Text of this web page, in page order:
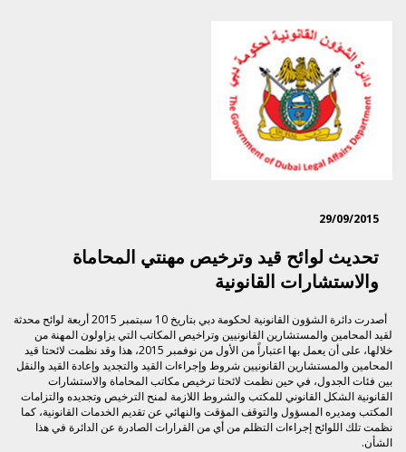
29/09/2015
تحديث لوائح قيد وترخيص مهنتي المحاماة
والاستشارات القانونية
أصدرت دائرة الشؤون القانونية لحكومة دبي بتاريخ 10 سبتمبر 2015 أربعة لوائح محدثة
​لقيد المحامين والمستشارين القانونيين وتراخيص المكاتب التي يزاولون المهنة من
خلالها، على أن يعمل بها اعتباراً من الأول من نوفمبر 2015، هذا وقد نظمت لائحتا قيد
المحامين والمستشارين القانونيين شروط وإجراءات القيد والتجديد وإعادة القيد والنقل
بين فئات الجدول، في حين نظمت لائحتا ترخيص مكاتب المحاماة والاستشارات
القانونية الشكل القانوني للمكتب والشروط اللازمة لمنح الترخيص وتجديده والتزامات
المكتب ومديره المسؤول والتوقف المؤقت والنهائي عن تقديم الخدمات القانونية، كما
نظمت تلك اللوائح إجراءات التظلم من أي من القرارات الصادرة عن الدائرة في هذا
الشأن.